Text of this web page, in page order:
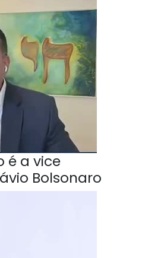
é a vice
Bolsonaro